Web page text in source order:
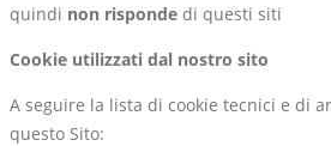
quindi non risponde di questi siti
Cookie utilizzati dal nostro sito
A seguire la lista di cookie tecnici e di
questo Sito: